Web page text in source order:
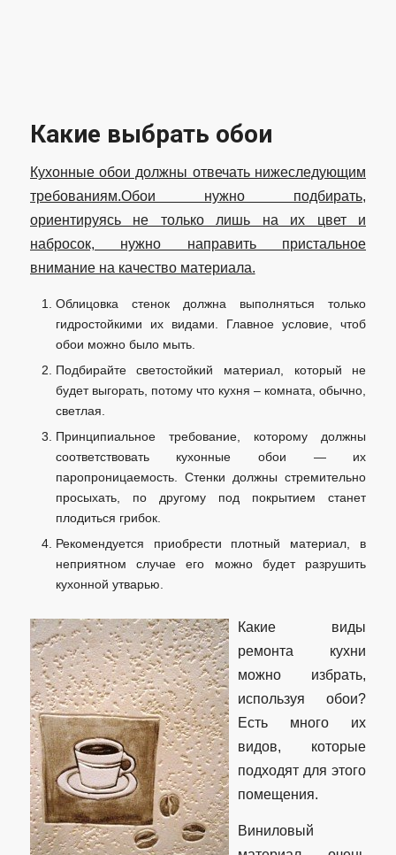
Какие выбрать обои
Кухонные обои должны отвечать нижеследующим
требованиям.Обои нужно подбирать,
ориентируясь не только лишь на их цвет и
набросок, нужно направить пристальное
внимание на качество материала.
Облицовка стенок должна выполняться только
гидростойкими их видами. Главное условие, чтоб
обои можно было мыть.
Подбирайте светостойкий материал, который не
будет выгорать, потому что кухня – комната, обычно,
светлая.
Принципиальное требование, которому должны
соответствовать кухонные обои — их
паропроницаемость. Стенки должны стремительно
просыхать, по другому под покрытием станет
плодиться грибок.
Рекомендуется приобрести плотный материал, в
неприятном случае его можно будет разрушить
кухонной утварью.
Какие виды
ремонта кухни
можно избрать,
используя обои?
Есть много их
видов, которые
подходят для этого
помещения.
Виниловый